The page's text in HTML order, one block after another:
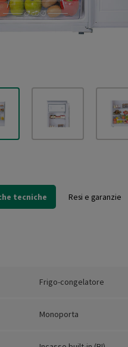
tecniche Resi e garanzie
Frigo-congelatore
Monoporta